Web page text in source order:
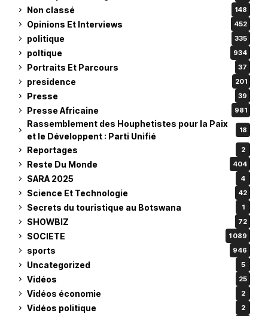
Non classé 148
Opinions Et Interviews 452
politique 335
poltique 934
Portraits Et Parcours 37
presidence 201
Presse 39
Presse Africaine 981
Rassemblement des Houphetistes pour la Paix
et le Développent : Parti Unifié
18
Reportages 2
Reste Du Monde 404
SARA 2025 4
Science Et Technologie 42
Secrets du touristique au Botswana 1
SHOWBIZ 72
SOCIETE 1 089
sports 946
Uncategorized 5
Vidéos 25
Vidéos économie 2
Vidéos politique 2